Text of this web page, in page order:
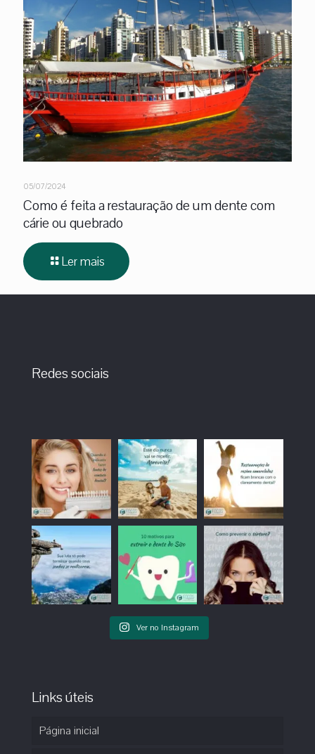
05/07/2024
Como é feita a restauração de um dente com
cárie ou quebrado
Ler mais
Redes sociais
Ver no Instagram
Links úteis
Página inicial